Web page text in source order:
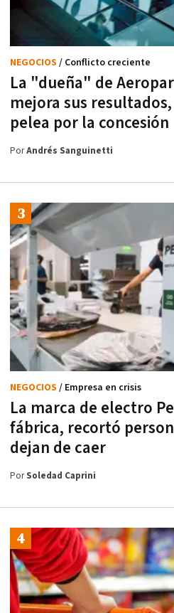
La "dueña" de
mejora sus
pelea por la concesión
NEGOCIOS / Conflicto creciente
PorAndrés Sanguinetti
La marca de electro
fábrica, recortó
dejan de caer
NEGOCIOS / Empresa en crisis
PorSoledad Caprini